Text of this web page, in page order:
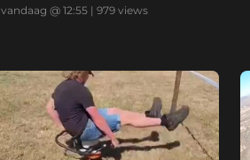
tje
vandaag @ 12:55| 979views